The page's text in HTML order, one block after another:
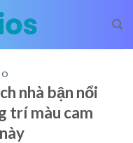
nhà bận nổi
trí màu cam